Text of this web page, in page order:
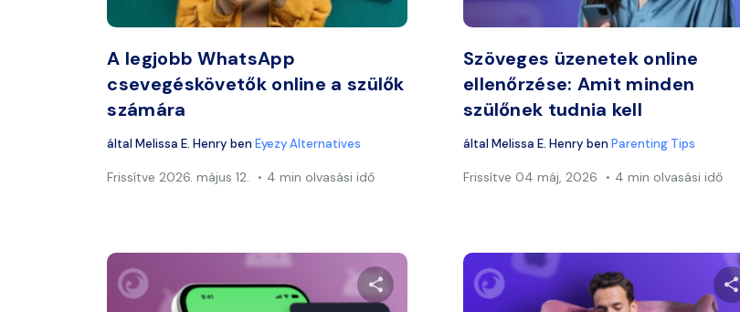
Twitter
A legjobb WhatsApp
csevegéskövetők online a szülők
számára
általMelissa E. Henry benEyezy Alternatives
Frissítve 2026. május 12. 4 min olvasási idő
Szöveges üzenetek online
ellenőrzése: Amit minden
szülőnek tudnia kell
által Melissa E. Henry ben Parenting Tips
Frissítve 04 máj, 2026 4 min olvasási idő